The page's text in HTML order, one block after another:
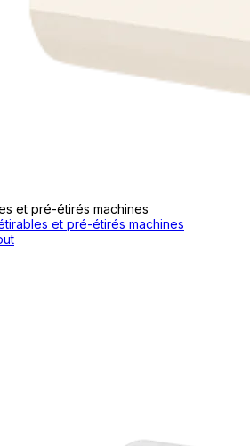
et pré-étirés machines
et pré-étirés machines